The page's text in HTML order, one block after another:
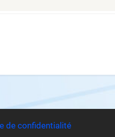
de confidentialité